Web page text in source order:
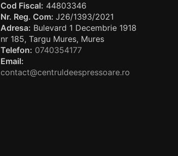
Cod Fiscal: 44803346
Nr. Reg. Com: J26/1393/2021
Adresa: Bulevard 1 Decembrie 1918
nr 185, Targu Mures, Mures
Telefon: 0740354177
Email:
contact@centruldeespressoare.ro